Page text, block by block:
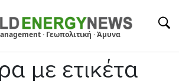
· Γεωπολιτική · Άμυνα
με ετικέτα